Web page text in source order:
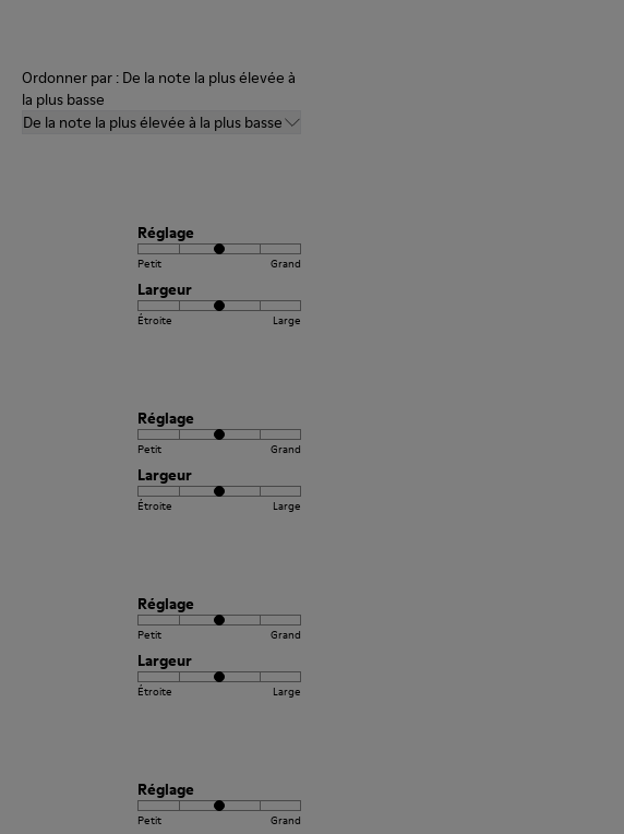
Ordonner par : De la note la plus élevée à
la plus basse
De la note la plus élevée à la plus basse
Réglage
Petit Grand
Largeur
Étroite Large
Réglage
Petit Grand
Largeur
Étroite Large
Réglage
Petit Grand
Largeur
Étroite Large
Réglage
Petit Grand